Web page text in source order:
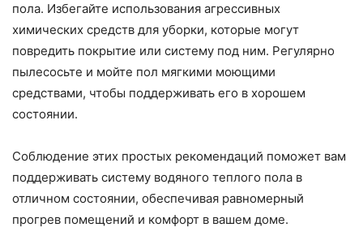
пола. Избегайте использования агрессивных
химических средств для уборки, которые могут
повредить покрытие или систему под ним. Регулярно
пылесосьте и мойте пол мягкими моющими
средствами, чтобы поддерживать его в хорошем
состоянии.
Соблюдение этих простых рекомендаций поможет вам
поддерживать систему водяного теплого пола в
отличном состоянии, обеспечивая равномерный
прогрев помещений и комфорт в вашем доме.